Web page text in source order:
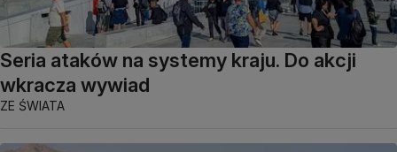
Seria ataków na systemy kraju. Do akcji
wkracza wywiad
ZE ŚWIATA